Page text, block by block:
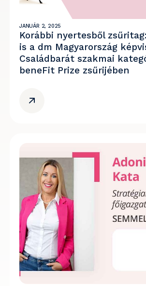
JANUÁR 2, 2025
Korábbi nyertesből
is a dm Magyarország
Családbarát szakmai
beneFit Prize zsűrijében